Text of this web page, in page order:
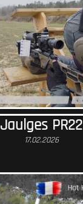
Jaulges PR22
17.02.2026